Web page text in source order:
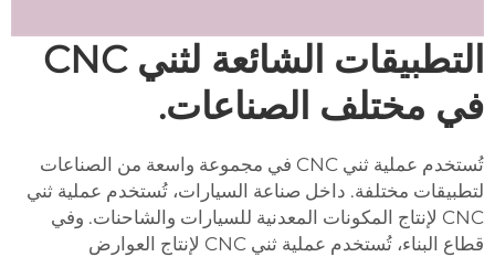
التطبيقات الشائعة لثني CNC
في مختلف الصناعات.
تُستخدم عملية ثني CNC في مجموعة واسعة من الصناعات
لتطبيقات مختلفة. داخل صناعة السيارات، تُستخدم عملية ثني
CNC لإنتاج المكونات المعدنية للسيارات والشاحنات. وفي
قطاع البناء، تُستخدم عملية ثني CNC لإنتاج العوارض